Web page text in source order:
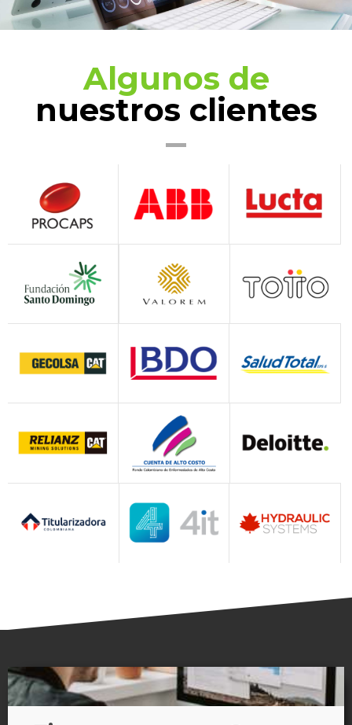
Algunos de
nuestros clientes